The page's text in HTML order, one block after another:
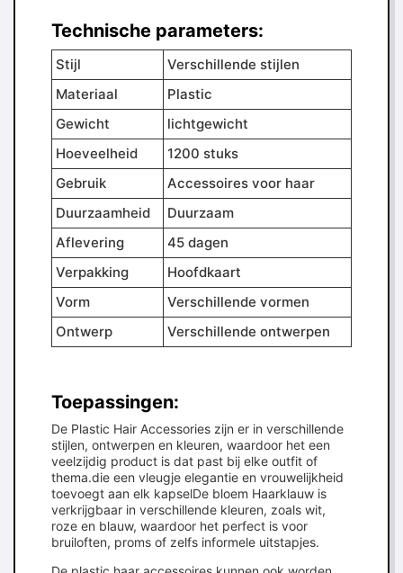
Technische parameters:
Stijl
Verschillende stijlen
Materiaal
Plastic
Gewicht
lichtgewicht
Hoeveelheid
1200 stuks
Gebruik
Accessoires voor haar
Duurzaamheid
Duurzaam
Aflevering
45 dagen
Verpakking
Hoofdkaart
Vorm
Verschillende vormen
Ontwerp
Verschillende ontwerpen
Toepassingen:
De Plastic Hair Accessories zijn er in verschillende
stijlen, ontwerpen en kleuren, waardoor het een
veelzijdig product is dat past bij elke outfit of
thema.die een vleugje elegantie en vrouwelijkheid
toevoegt aan elk kapselDe bloem Haarklauw is
verkrijgbaar in verschillende kleuren, zoals wit,
roze en blauw, waardoor het perfect is voor
bruiloften, proms of zelfs informele uitstapjes.